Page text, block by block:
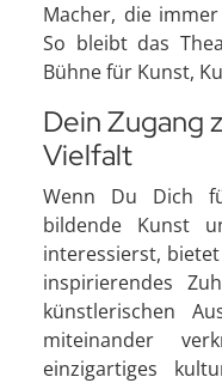
Macher, die
So bleibt das
Bühne für Kunst,
Dein Zugang
Vielfalt
Wenn Du Dich
bildende Kunst
interessierst,
inspirierendes
künstlerischen
miteinander
einzigartiges